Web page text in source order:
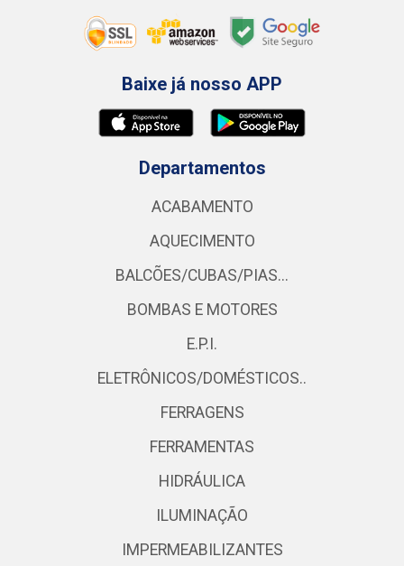
Baixe já nosso APP
Departamentos
ACABAMENTO
AQUECIMENTO
BALCÕES/CUBAS/PIAS...
BOMBAS E MOTORES
E.P.I.
ELETRÔNICOS/DOMÉSTICOS..
FERRAGENS
FERRAMENTAS
HIDRÁULICA
ILUMINAÇÃO
IMPERMEABILIZANTES